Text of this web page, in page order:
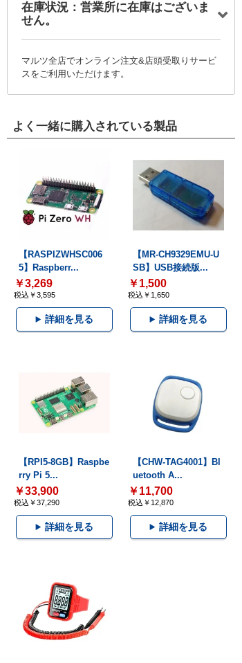
在庫状況：営業所に在庫はございま
せん。
マルツ全店でオンライン注文&店頭受取りサービ
スをご利用いただけます。
よく一緒に購入されている製品
【RASPIZWHSC006
5】Raspberr...
￥3,269
税込￥3,595
詳細を見る
【MR-CH9329EMU-U
SB】USB接続版...
￥1,500
税込￥1,650
詳細を見る
【RPI5-8GB】Raspbe
rry Pi 5...
￥33,900
税込￥37,290
詳細を見る
【CHW-TAG4001】Bl
uetooth A...
￥11,700
税込￥12,870
詳細を見る